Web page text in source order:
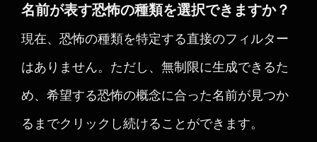
名前が表す恐怖の種類を選択できますか？
現在、恐怖の種類を特定する直接のフィルター
はありません。ただし、無制限に生成できるた
め、希望する恐怖の概念に合った名前が見つか
るまでクリックし続けることができます。